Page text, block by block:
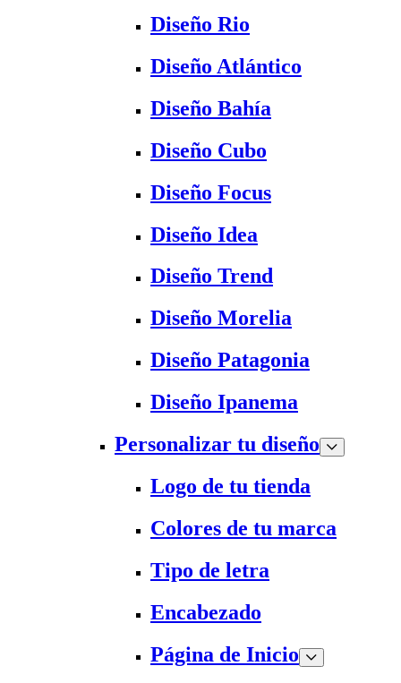
Diseño Rio
Diseño Atlántico
Diseño Bahía
Diseño Cubo
Diseño Focus
Diseño Idea
Diseño Trend
Diseño Morelia
Diseño Patagonia
Diseño Ipanema
Personalizar tu diseño
Logo de tu tienda
Colores de tu marca
Tipo de letra
Encabezado
Página de Inicio